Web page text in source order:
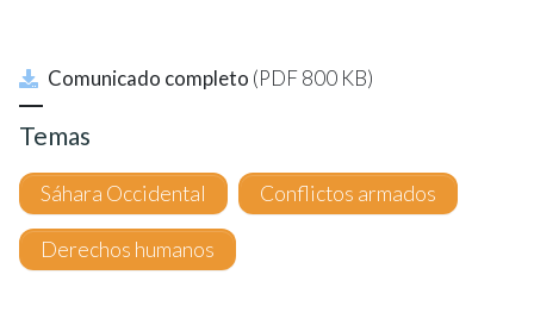
Comunicado completo (PDF 800 KB)
Temas
Sáhara Occidental Conflictos armados
Derechos humanos